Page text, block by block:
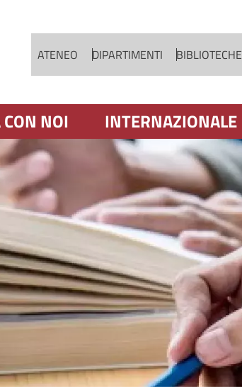
ATENEO DIPARTIMENTI BIBLIOTECHE
NOI INTERNAZIONALE